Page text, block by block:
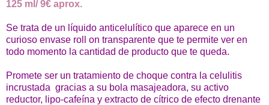
125 ml/ 9€ aprox.
Se trata de un líquido anticelulítico que aparece en un
curioso envase roll on transparente que te permite ver en
todo momento la cantidad de producto que te queda.
Promete ser un tratamiento de choque contra la celulitis
incrustada gracias a su bola masajeadora, su activo
reductor, lipo-cafeína y extracto de cítrico de efecto drenante